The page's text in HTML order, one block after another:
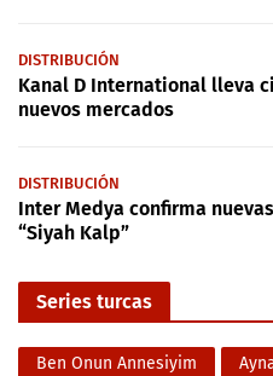
DISTRIBUCIÓN
Kanal D International lleva
nuevos mercados
DISTRIBUCIÓN
Inter Medya confirma
“Siyah Kalp”
Series turcas
Ben Onun Annesiyim